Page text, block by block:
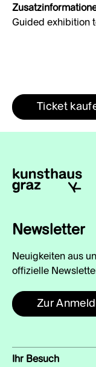
Guided exhibition
Ticket
Newsletter
Neuigkeiten aus
offizielle
Zur
Ihr Besuch